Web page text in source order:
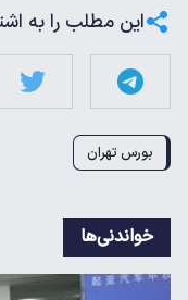
این مطلب را به
بورس تهران
خواندنی‌ها